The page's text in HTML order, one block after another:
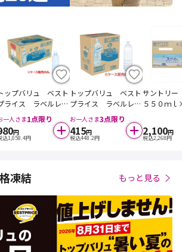
ップバリュ ベスト
ライス ラベルレス
然水 ５００ｍｌ×
４本【ケース販売】
ケース販売のみに
一人さま1点限り
円
込1,058.4円
トップバリュ ベスト
プライス ラベルレス
天然水 ２Ｌ×６本
【ケース販売】 ※ケ
ース販売のみになりま
お一人さま3点限り
415円
税込448.2円
サントリ
５５０ｍ
2,100円
税込2,268円
凍結 もっと見る